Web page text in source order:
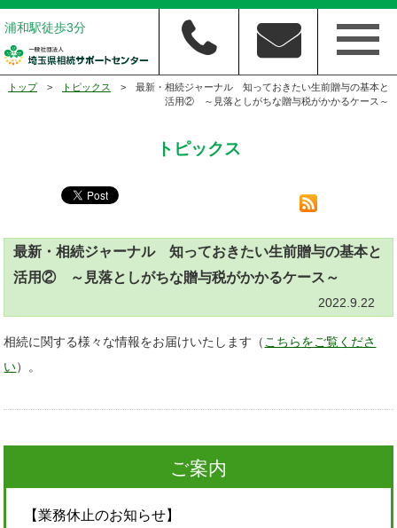
浦和駅徒歩3分
トップ> トピックス
> 最新・相続ジャーナル 知っておきたい生前贈与の基本と
活用② ～見落としがちな贈与税がかかるケース～
トピックス
最新・相続ジャーナル 知っておきたい生前贈与の基本と
活用② ～見落としがちな贈与税がかかるケース～
2022.9.22
相続に関する様々な情報をお届けいたします（ こちらをご覧くださ
い）。
ご案内
【業務休止のお知らせ】